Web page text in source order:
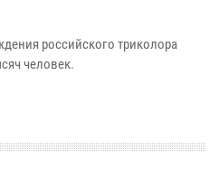
российского триколора
человек.